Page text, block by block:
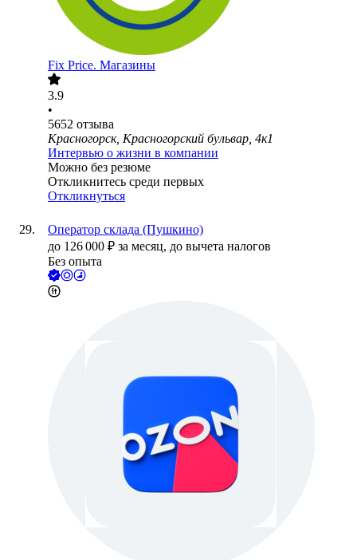
Fix Price. Магазины
3.9
•
5652 отзыва
Красногорск, Красногорский бульвар, 4к1
Интервью о жизни в компании
Можно без резюме
Откликнитесь среди первых
Откликнуться
Оператор склада (Пушкино)
до 126 000 ₽ за месяц, до вычета налогов
Без опыта